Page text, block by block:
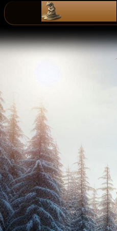
ZaPiSy